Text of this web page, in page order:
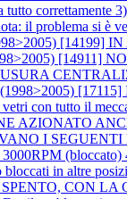
correttamente
il problema si è
[14199]
[14911]
con tutto il
AZIONATO
I
in altre
CON